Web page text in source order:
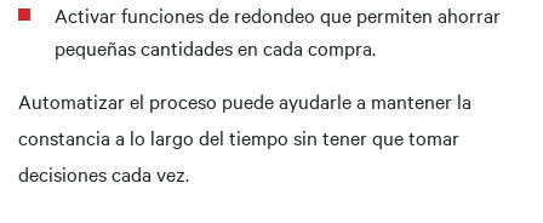
Activar funciones de redondeo que permiten ahorrar
pequeñas cantidades en cada compra.
Automatizar el proceso puede ayudarle a mantener la
constancia a lo largo del tiempo sin tener que tomar
decisiones cada vez.